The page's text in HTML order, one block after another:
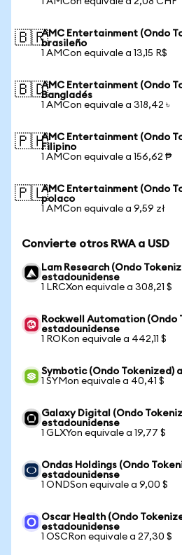
🇧🇷AMC Entertainment (Ondo
brasileño
1 AMCon equivale a 13,15 R$
🇧🇩AMC Entertainment (Ondo
Bangladés
1 AMCon equivale a 318,42 ৳
🇵🇭AMC Entertainment (Ondo
Filipino
1 AMCon equivale a 156,62 ₱
🇵🇱AMC Entertainment (Ondo
polaco
1 AMCon equivale a 9,59 zł
Convierte otros RWA a USD
Lam Research (Ondo
estadounidense
1 LRCXon equivale a 308,21 $
Rockwell Automation (Ondo
estadounidense
1 ROKon equivale a 442,11 $
Symbotic (Ondo Tokenized)
1 SYMon equivale a 40,41 $
Galaxy Digital (Ondo
estadounidense
1 GLXYon equivale a 19,77 $
Ondas Holdings (Ondo
estadounidense
1 ONDSon equivale a 9,00 $
Oscar Health (Ondo
estadounidense
1 OSCRon equivale a 27,30 $